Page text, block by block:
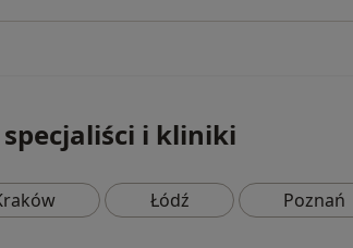
i kliniki
Łódź Poznań